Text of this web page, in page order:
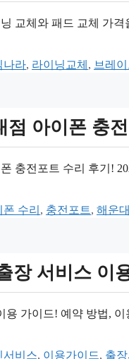
교체와 패드 교체 가
나라, 라이닝교체 , 브레
점 아이폰 충
충전포트 수리 후기!
폰 수리 , 충전포트, 해운
장 서비스 이
용 가이드! 예약 방법,
서비스, 이용가이드, 출